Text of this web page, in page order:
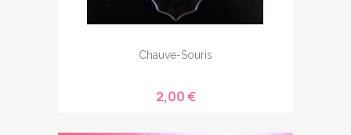
Chauve-Souris
2,00 €